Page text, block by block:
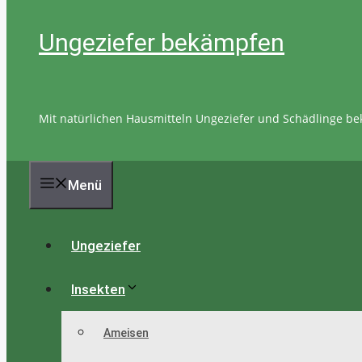
Ungeziefer bekämpfen
Mit natürlichen Hausmitteln Ungeziefer und Schädlinge
Menü
Ungeziefer
Insekten
Ameisen